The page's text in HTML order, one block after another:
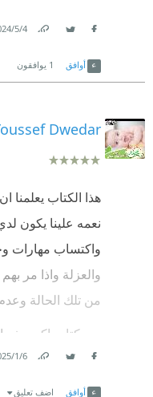
4‏/5‏/2024
أوافق 1 يوافقون
Dwedar
هذا الكتاب يعلمنا
نعمه علينا يكون
واكتساب مهارات
والعزلة واذا مر
من تلك الحالة
بجد كتاب اكيد
الأكثر من رائع 6‏/1‏/2025
أوافق اضف تعليق